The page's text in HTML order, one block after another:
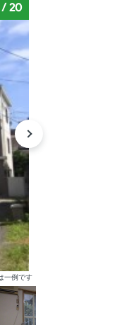
/20
一例です